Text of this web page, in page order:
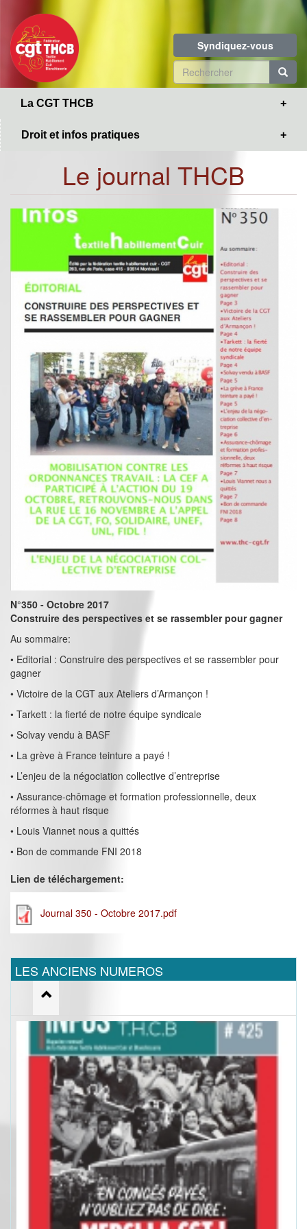
contenu
principal
Syndiquez-vous
Formulaire
de
La CGT THCB
Droit et infos pratiques
Le journal THCB
N°350 - Octobre 2017
Construire des perspectives et se rassembler pour gagner
Au sommaire:
• Editorial : Construire des perspectives et se rassembler pour
gagner
• Victoire de la CGT aux Ateliers d’Armançon !
• Tarkett : la fierté de notre équipe syndicale
• Solvay vendu à BASF
• La grève à France teinture a payé !
• L’enjeu de la négociation collective d’entreprise
• Assurance-chômage et formation professionnelle, deux
réformes à haut risque
• Louis Viannet nous a quittés
• Bon de commande FNI 2018
Lien de téléchargement:
Journal 350 - Octobre 2017.pdf
LES ANCIENS NUMEROS